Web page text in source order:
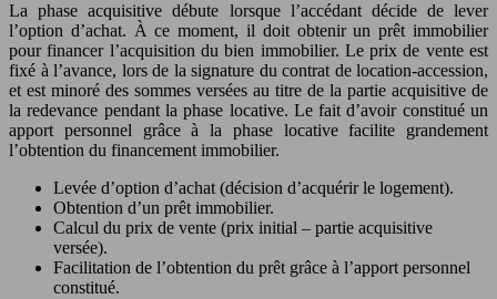
La phase acquisitive débute lorsque l’accédant décide de lever
l’option d’achat. À ce moment, il doit obtenir un prêt immobilier
pour financer l’acquisition du bien immobilier. Le prix de vente est
fixé à l’avance, lors de la signature du contrat de location-accession,
et est minoré des sommes versées au titre de la partie acquisitive de
la redevance pendant la phase locative. Le fait d’avoir constitué un
apport personnel grâce à la phase locative facilite grandement
l’obtention du financement immobilier.
Levée d’option d’achat (décision d’acquérir le logement).
Obtention d’un prêt immobilier.
Calcul du prix de vente (prix initial – partie acquisitive
versée).
Facilitation de l’obtention du prêt grâce à l’apport personnel
constitué.